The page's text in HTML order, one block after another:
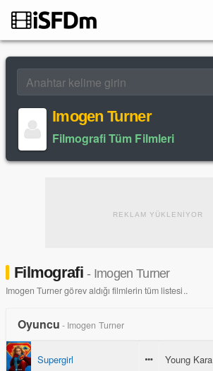
Imogen Turner
Filmografi Tüm Filmleri
REKLAM YÜKLENİYOR
Filmografi- Imogen Turner
Imogen Turner görev aldığı filmlerin tüm listesi..
Oyuncu - Imogen Turner
Supergirl Young Kara